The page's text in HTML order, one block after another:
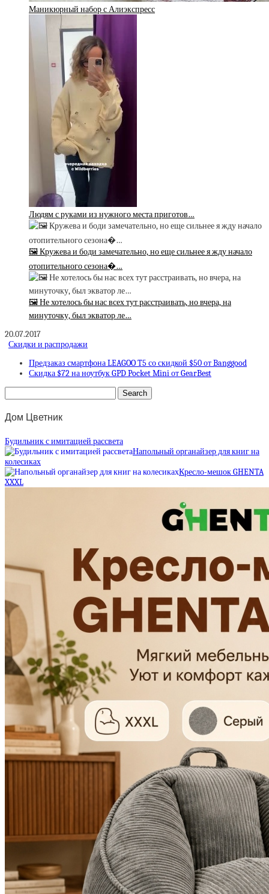
Маникюрный набор с Алиэкспресс
Людям с руками из нужного места приготов…
🖼 Кружева и боди замечательно, но еще сильнее я жду начало
отопительного сезона�…
🖼 Не хотелось бы нас всех тут расстраивать, но вчера, на
минуточку, был экватор ле…
20.07.2017
Скидки и распродажи
Предзаказ смартфона LEAGOO T5 со скидкой $50 от Banggood
Скидка $72 на ноутбук GPD Pocket Mini от GearBest
Дом Цветник
Будильник с имитацией рассвета
Напольный органайзер для книг на
колесиках
Кресло-мешок GHENTA
XXXL